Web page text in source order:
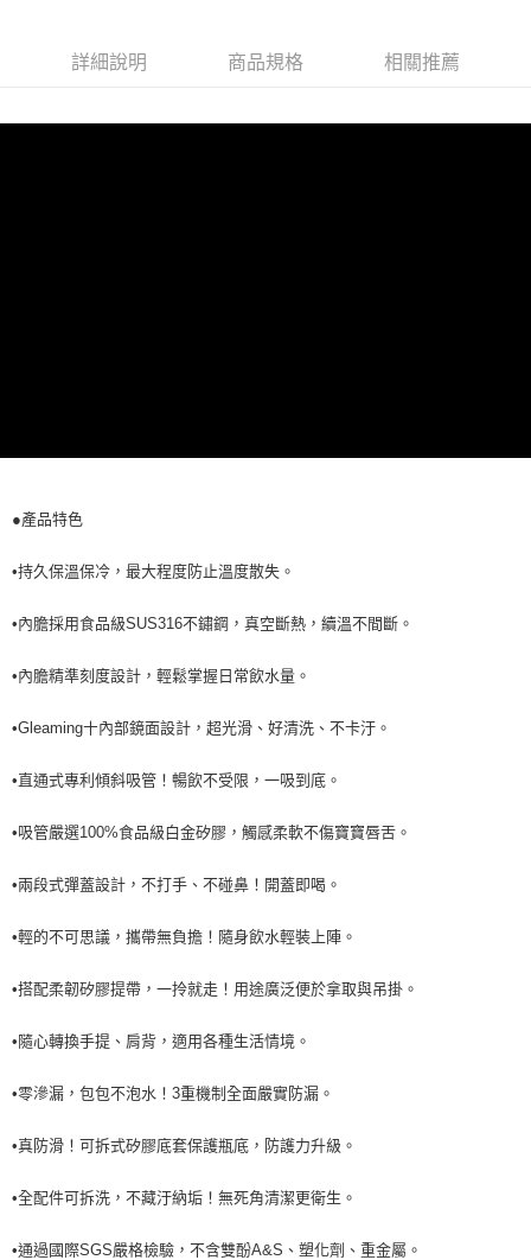
易，需依本服務之必要範圍內提供個人資料，並將交易相關給付款項請求債
詳細說明 商品規格 相關推薦
●產品特色
•持久保溫保冷，最大程度防止溫度散失。
•內膽採用食品級SUS316不鏽鋼，真空斷熱，續溫不間斷。
•內膽精準刻度設計，輕鬆掌握日常飲水量。
•Gleaming〸內部鏡面設計，超光滑、好清洗、不卡汙。
•直通式專利傾斜吸管！暢飲不受限，一吸到底。
•吸管嚴選100%食品級白金矽膠，觸感柔軟不傷寶寶唇舌。
•兩段式彈蓋設計，不打手、不碰鼻！開蓋即喝。
•輕的不可思議，攜帶無負擔！隨身飲水輕裝上陣。
•搭配柔韌矽膠提帶，一拎就走！用途廣泛便於拿取與吊掛。
•隨心轉換手提、肩背，適用各種生活情境。
•零滲漏，包包不泡水！3重機制全面嚴實防漏。
•真防滑！可拆式矽膠底套保護瓶底，防護力升級。
•全配件可拆洗，不藏汙納垢！無死角清潔更衛生。
•通過國際SGS嚴格檢驗，不含雙酚A&S、塑化劑、重金屬。